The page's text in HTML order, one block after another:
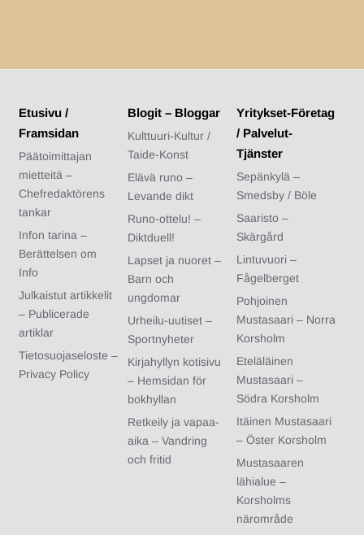
Etusivu /
Framsidan
Päätoimittajan
mietteitä –
Chefredaktörens
tankar
Infon tarina –
Berättelsen om
Info
Julkaistut artikkelit
– Publicerade
artiklar
Tietosuojaseloste –
Privacy Policy
Blogit – Bloggar
Kulttuuri-Kultur /
Taide-Konst
Elävä runo –
Levande dikt
Runo-ottelu! –
Diktduell!
Lapset ja nuoret –
Barn och
ungdomar
Urheilu-uutiset –
Sportnyheter
Kirjahyllyn kotisivu
– Hemsidan för
bokhyllan
Retkeily ja vapaa-
aika – Vandring
och fritid
Yritykset-Företag
/ Palvelut-
Tjänster
Sepänkylä –
Smedsby / Böle
Saaristo –
Skärgård
Lintuvuori –
Fågelberget
Pohjoinen
Mustasaari – Norra
Korsholm
Eteläläinen
Mustasaari –
Södra Korsholm
Itäinen Mustasaari
– Öster Korsholm
Mustasaaren
lähialue –
Korsholms
närområde